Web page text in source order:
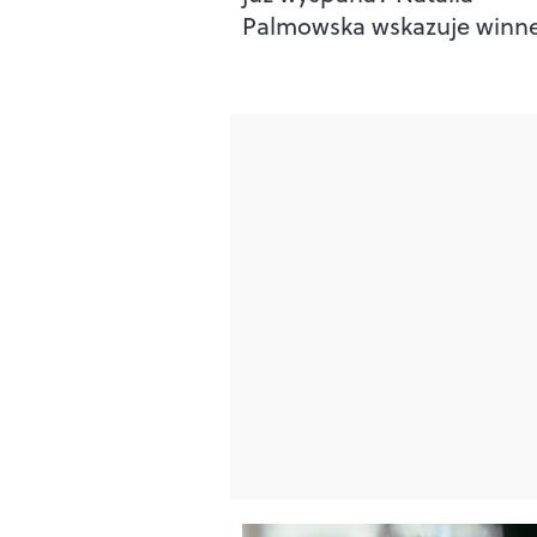
Palmowska wskazuje